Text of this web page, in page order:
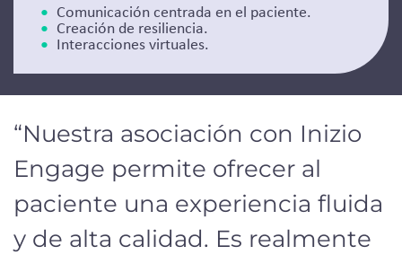
Comunicación centrada en el paciente.
Creación de resiliencia.
Interacciones virtuales.
“Nuestra asociación con Inizio
Engage permite ofrecer al
paciente una experiencia fluida
y de alta calidad. Es realmente